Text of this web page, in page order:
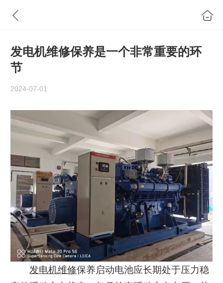
发电机维修保养是一个非常重要的环
节
2024-07-01
发电机维修保养启动电池应长期处于压力稳